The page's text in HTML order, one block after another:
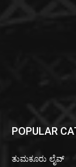
POPULAR
ತುಮಕೂರು ಲೈವ್